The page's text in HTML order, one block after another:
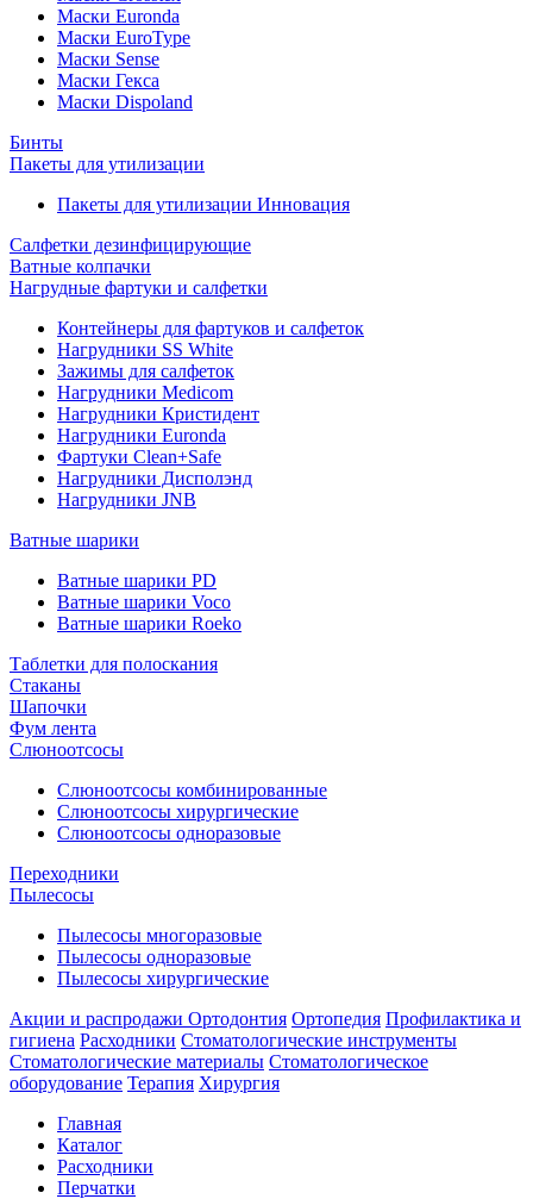
Маски Euronda
Маски EuroType
Маски Sense
Маски Гекса
Маски Dispoland
Бинты
Пакеты для утилизации
Пакеты для утилизации Инновация
Салфетки дезинфицирующие
Ватные колпачки
Нагрудные фартуки и салфетки
Контейнеры для фартуков и салфеток
Нагрудники SS White
Зажимы для салфеток
Нагрудники Medicom
Нагрудники Кристидент
Нагрудники Euronda
Фартуки Clean+Safe
Нагрудники Дисполэнд
Нагрудники JNB
Ватные шарики
Ватные шарики PD
Ватные шарики Voco
Ватные шарики Roeko
Таблетки для полоскания
Стаканы
Шапочки
Фум лента
Слюноотсосы
Слюноотсосы комбинированные
Слюноотсосы хирургические
Слюноотсосы одноразовые
Переходники
Пылесосы
Пылесосы многоразовые
Пылесосы одноразовые
Пылесосы хирургические
Акции и распродажи Ортодонтия Ортопедия Профилактика и
гигиена Расходники Стоматологические инструменты
Стоматологические материалы Стоматологическое
оборудование Терапия Хирургия
Главная
Каталог
Расходники
Перчатки